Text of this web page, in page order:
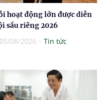
hoạt động lớn được diễn
sầu riêng 2026
05/08/2026 Tin tức